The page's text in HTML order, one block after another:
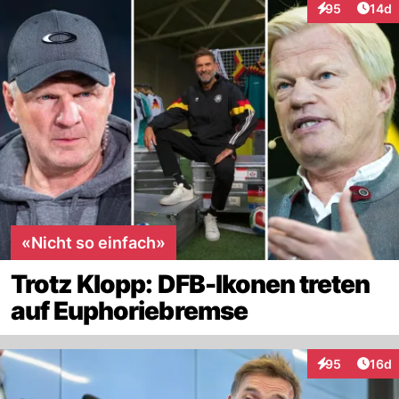
95
Interaktionen
14d
«Nicht so einfach»
Trotz Klopp: DFB-Ikonen treten
auf Euphoriebremse
95
Interaktionen
16d